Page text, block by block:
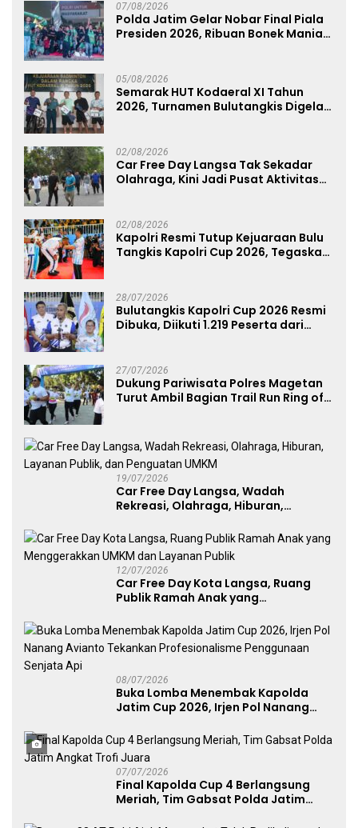
07/08/2026
Polda Jatim Gelar Nobar Final Piala
Presiden 2026, Ribuan Bonek Mania
05/08/2026
Semarak HUT Kodaeral XI Tahun
2026, Turnamen Bulutangkis Digelar
02/08/2026
Car Free Day Langsa Tak Sekadar
Olahraga, Kini Jadi Pusat Aktivitas
02/08/2026
Kapolri Resmi Tutup Kejuaraan Bulu
Tangkis Kapolri Cup 2026, Tegaskan
28/07/2026
Bulutangkis Kapolri Cup 2026 Resmi
Dibuka, Diikuti 1.219 Peserta dari
27/07/2026
Dukung Pariwisata Polres Magetan
Turut Ambil Bagian Trail Run Ring of
19/07/2026
Car Free Day Langsa, Wadah
Rekreasi, Olahraga, Hiburan,
UMKM
12/07/2026
Car Free Day Kota Langsa, Ruang
Publik Ramah Anak yang
Publik
08/07/2026
Buka Lomba Menembak Kapolda
Jatim Cup 2026, Irjen Pol Nanang
Penggunaan Senjata Api
07/07/2026
Final Kapolda Cup 4 Berlangsung
Meriah, Tim Gabsat Polda Jatim